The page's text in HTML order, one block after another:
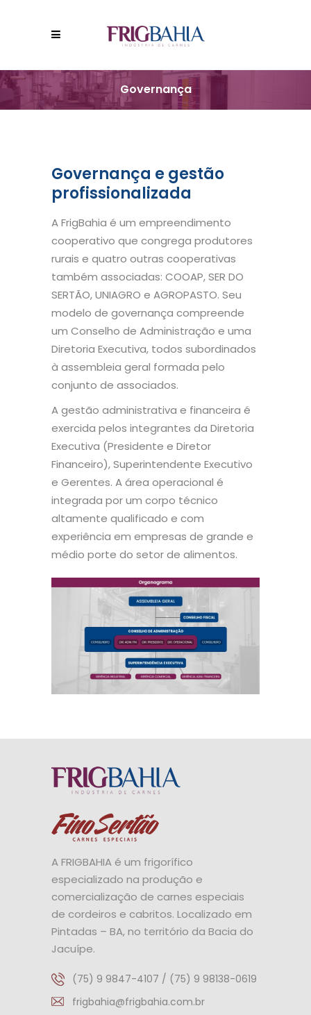
Governança
Governança e gestão
profissionalizada
A FrigBahia é um empreendimento
cooperativo que congrega produtores
rurais e quatro outras cooperativas
também associadas: COOAP, SER DO
SERTÃO, UNIAGRO e AGROPASTO. Seu
modelo de governança compreende
um Conselho de Administração e uma
Diretoria Executiva, todos subordinados
à assembleia geral formada pelo
conjunto de associados.
A gestão administrativa e financeira é
exercida pelos integrantes da Diretoria
Executiva (Presidente e Diretor
Financeiro), Superintendente Executivo
e Gerentes. A área operacional é
integrada por um corpo técnico
altamente qualificado e com
experiência em empresas de grande e
médio porte do setor de alimentos.
A FRIGBAHIA é um frigorífico
especializado na produção e
comercialização de carnes especiais
de cordeiros e cabritos. Localizado em
Pintadas – BA, no território da Bacia do
Jacuípe.
(75) 9 9847-4107 / (75) 9 98138-0619
frigbahia@frigbahia.com.br